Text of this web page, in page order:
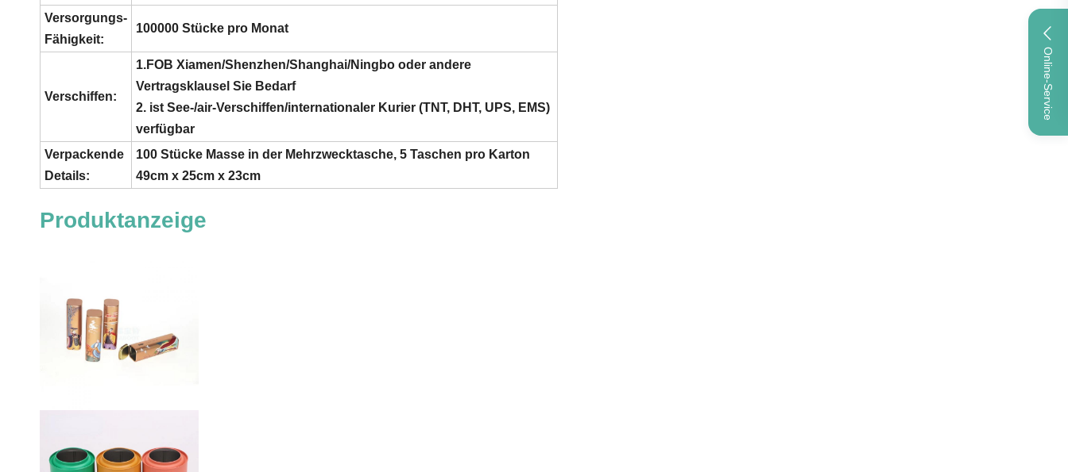
Online-Service
Versorgungs-
Fähigkeit:
100000 Stücke pro Monat
Verschiffen:
1.FOB Xiamen/Shenzhen/Shanghai/Ningbo oder andere
Vertragsklausel Sie Bedarf
2. ist See-/air-Verschiffen/internationaler Kurier (TNT, DHT, UPS, EMS)
verfügbar
Verpackende
Details:
100 Stücke Masse in der Mehrzwecktasche, 5 Taschen pro Karton
49cm x 25cm x 23cm
Produktanzeige